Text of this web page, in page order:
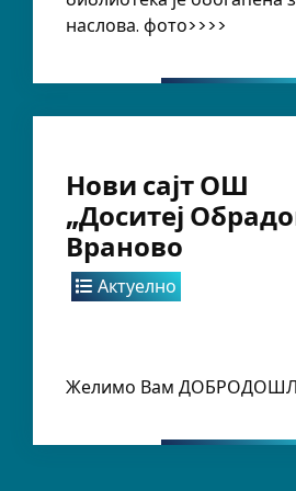
наслова. фото>>>>
Нови сајт ОШ
„Доситеј
Враново
Актуелно
Желимо Вам